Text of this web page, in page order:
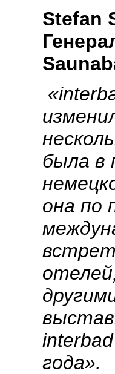
Stefan
«
была в
она по
года».